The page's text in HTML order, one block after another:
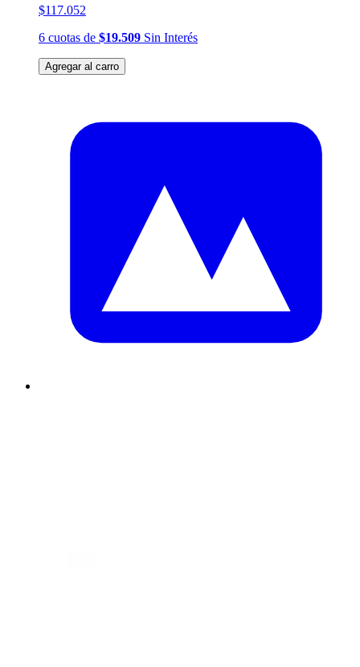
$117.052
6 cuotas de $19.509 Sin Interés
Agregar al carro